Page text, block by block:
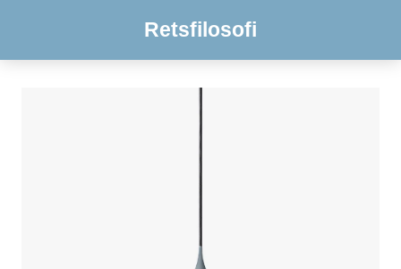
Retsfilosofi